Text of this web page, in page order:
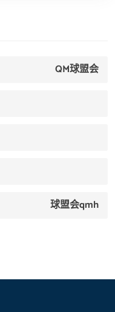
QM球盟会
球盟会qmh